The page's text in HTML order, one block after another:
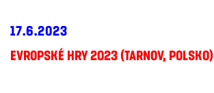
17.6.2023
EVROPSKÉ HRY 2023 (TARNOV, POLSKO)